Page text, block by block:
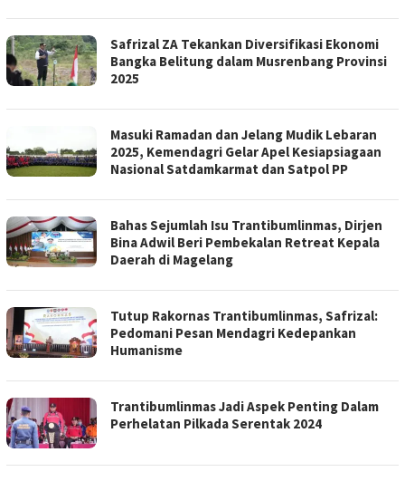
Safrizal ZA Tekankan Diversifikasi Ekonomi
Bangka Belitung dalam Musrenbang Provinsi
2025
Masuki Ramadan dan Jelang Mudik Lebaran
2025, Kemendagri Gelar Apel Kesiapsiagaan
Nasional Satdamkarmat dan Satpol PP
Bahas Sejumlah Isu Trantibumlinmas, Dirjen
Bina Adwil Beri Pembekalan Retreat Kepala
Daerah di Magelang
Tutup Rakornas Trantibumlinmas, Safrizal:
Pedomani Pesan Mendagri Kedepankan
Humanisme
Trantibumlinmas Jadi Aspek Penting Dalam
Perhelatan Pilkada Serentak 2024